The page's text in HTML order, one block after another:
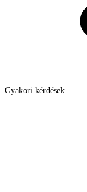
Gyakori kérdések